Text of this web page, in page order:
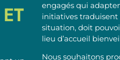
engagés qui
initiatives traduisent
situation, doit
lieu d’accueil
Nous souhaitons